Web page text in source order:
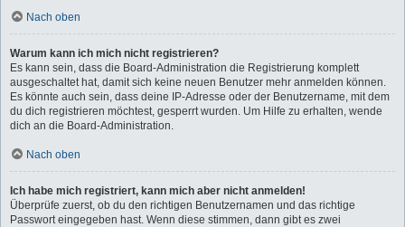
Nach oben
Warum kann ich mich nicht registrieren?
Es kann sein, dass die Board-Administration die Registrierung komplett
ausgeschaltet hat, damit sich keine neuen Benutzer mehr anmelden können.
Es könnte auch sein, dass deine IP-Adresse oder der Benutzername, mit dem
du dich registrieren möchtest, gesperrt wurden. Um Hilfe zu erhalten, wende
dich an die Board-Administration.
Nach oben
Ich habe mich registriert, kann mich aber nicht anmelden!
Überprüfe zuerst, ob du den richtigen Benutzernamen und das richtige
Passwort eingegeben hast. Wenn diese stimmen, dann gibt es zwei